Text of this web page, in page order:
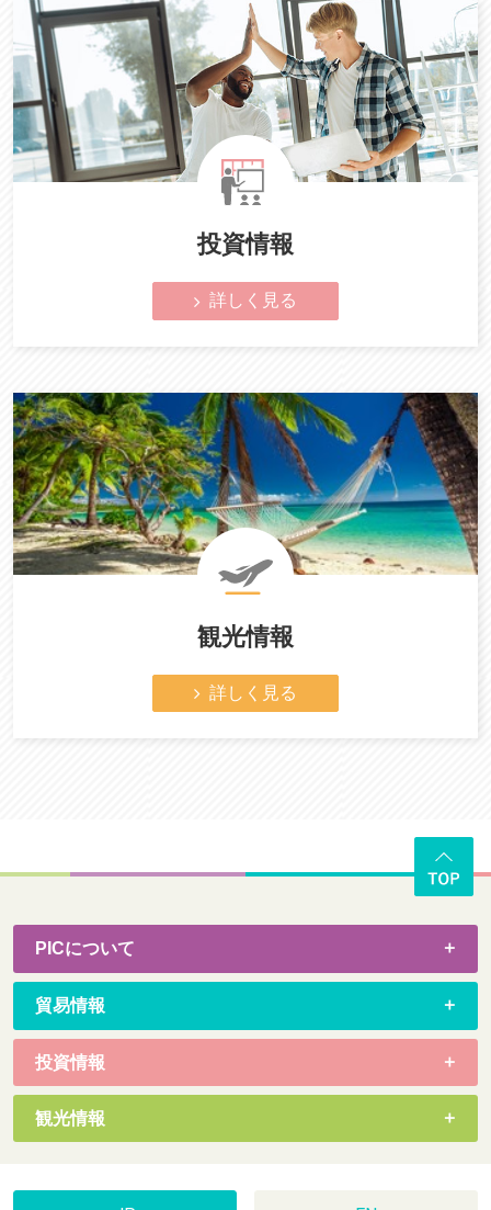
投資情報
詳しく見る
観光情報
詳しく見る
PICについて
貿易情報
投資情報
観光情報